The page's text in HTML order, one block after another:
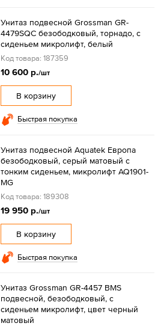
Унитаз подвесной Grossman GR-
4479SQC безободковый, торнадо, с
сиденьем микролифт, белый
Код товара: 187359
10 600 р./шт
В корзину
Быстрая покупка
Унитаз подвесной Aquatek Европа
безободковый, серый матовый с
тонким сиденьем, микролифт AQ1901-
MG
Код товара: 189308
19 950 р./шт
В корзину
Быстрая покупка
Унитаз Grossman GR-4457 BMS
подвесной, безободковый, с
сиденьем микролифт, цвет черный
матовый